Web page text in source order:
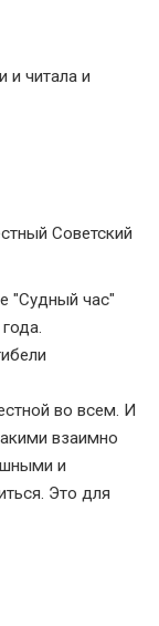
и читала и
Советский
"Судный час"
во всем. И
взаимно
и
Это для